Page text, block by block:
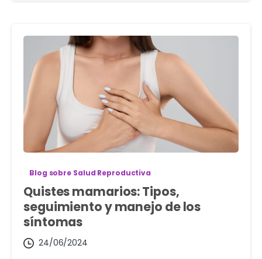
Blog sobre Salud Reproductiva
Quistes mamarios: Tipos,
seguimiento y manejo de los
síntomas
24/06/2024